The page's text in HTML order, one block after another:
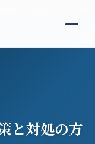
方法」～探偵歴24年目のベテラ
と対処の方